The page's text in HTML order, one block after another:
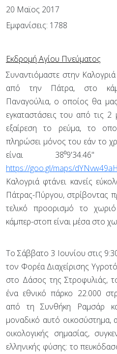
20 Μαϊος 2017
Εμφανίσεις: 1788
Εκδρομή Αγίου Πνεύματος
Συναντιόμαστε στην
από την Πάτρα, στο
Παναγούλια, ο οποίος θα
εγκαταστάσεις του από τις 2
εξαίρεση το ρεύμα, το
πληρώσει μόνος του εάν το
είναι 38⁰9'34.46''
https://goo.gl/maps/
Καλογριά φτάνει κανείς
Πάτρας-Πύργου, στρίβοντας
τελικό προορισμό το
κάμπερ-στοπ είναι μέσα στο
Το Σάββατο 3 Ιουνίου στις
τον Φορέα Διαχείρισης
στο Δάσος της Στροφυλιάς,
ένα εθνικό πάρκο 22.000
από τη Συνθήκη Ραμσάρ
μοναδικό αυτό οικοσύστημα,
οικολογικής σημασίας,
ελληνικής φύσης: το